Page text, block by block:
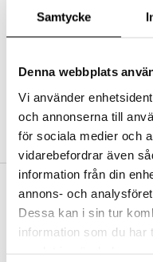
Samtycke
Denna webbplats
Vi använder
och annonserna till
för sociala medier och
vidarebefordrar även
information från din
annons- och
Dessa kan i sin tur
information som du har
Abonnemang
Bevaka produkter
Recensera produkter
SKAPA KUND
VAD
Vi erbjuder fri frakt från 350
utifån vilken